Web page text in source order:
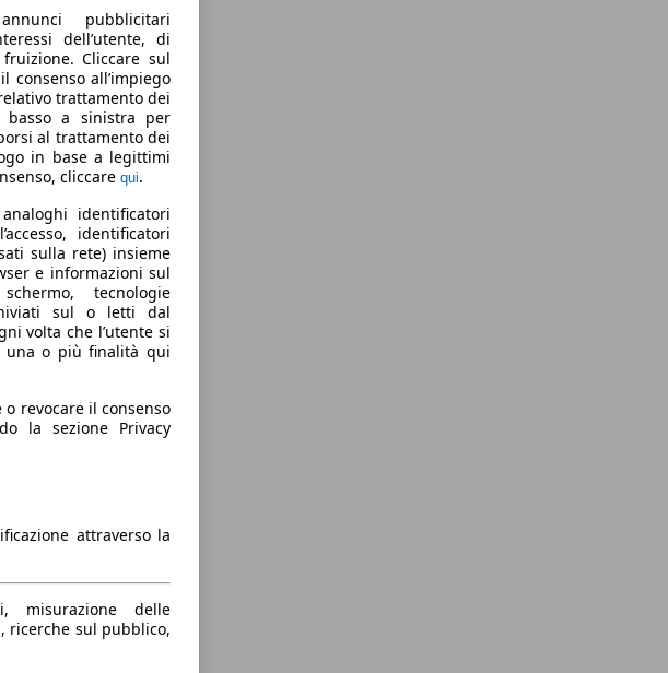
pubblicitari
dell’utente, di
Cliccare sul
consenso all’impiego
trattamento dei
a sinistra per
al trattamento dei
in base a legittimi
cliccare qui.
identificatori
identificatori
sulla rete) insieme
e informazioni sul
tecnologie
sul o letti dal
volta che l’utente si
una o più finalità qui
o revocare il consenso
la sezione Privacy
attraverso la
misurazione delle
ricerche sul pubblico,